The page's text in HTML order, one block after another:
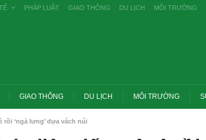
PHÁP LUẬT GIAO THÔNG DU LỊCH MÔI TRƯỜNG
GIAO THÔNG DU LỊCH MÔI TRƯỜNG
‘ngả lưng’ dựa vách núi